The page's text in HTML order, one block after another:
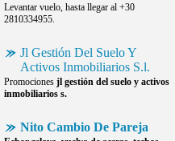
Levantar vuelo, hasta llegar al +30
2810334955.
Jl Gestión Del Suelo Y
Activos Inmobiliarios S.l.
Promociones jl gestión del suelo y activos
inmobiliarios s.
Nito Cambio De Pareja